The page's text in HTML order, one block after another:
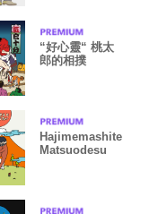
“好心靈“ 桃太
郎的相撲
Hajimemashite
Matsuodesu